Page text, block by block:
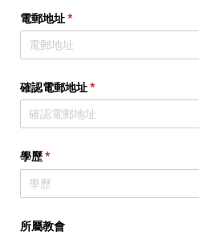
電郵地址*
(required)
確認電郵地址*
(required)
學歷*
(required)
所屬教會